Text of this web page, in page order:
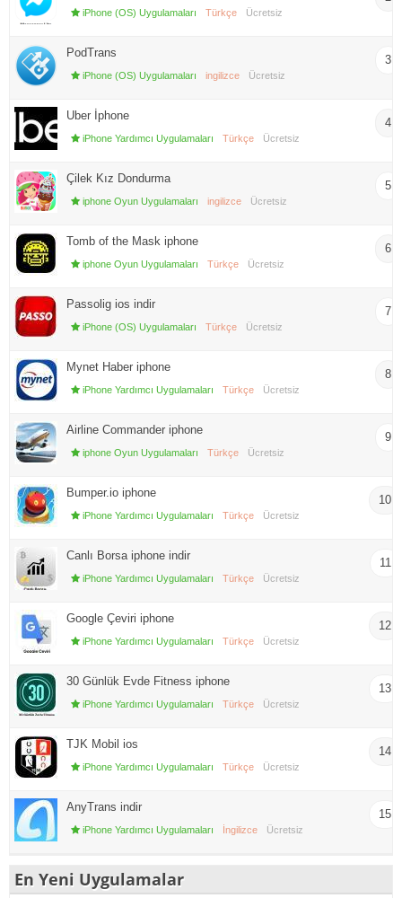
iPhone (OS) Uygulamaları Türkçe Ücretsiz
PodTrans
iPhone (OS) Uygulamaları ingilizce Ücretsiz
3
Uber İphone
iPhone Yardımcı Uygulamaları Türkçe Ücretsiz
4
Çilek Kız Dondurma
iphone Oyun Uygulamaları ingilizce Ücretsiz
5
Tomb of the Mask iphone
iphone Oyun Uygulamaları Türkçe Ücretsiz
6
Passolig ios indir
iPhone (OS) Uygulamaları Türkçe Ücretsiz
7
Mynet Haber iphone
iPhone Yardımcı Uygulamaları Türkçe Ücretsiz
8
Airline Commander iphone
iphone Oyun Uygulamaları Türkçe Ücretsiz
9
Bumper.io iphone
iPhone Yardımcı Uygulamaları Türkçe Ücretsiz
10
Canlı Borsa iphone indir
iPhone Yardımcı Uygulamaları Türkçe Ücretsiz
11
Google Çeviri iphone
iPhone Yardımcı Uygulamaları Türkçe Ücretsiz
12
30 Günlük Evde Fitness iphone
iPhone Yardımcı Uygulamaları Türkçe Ücretsiz
13
TJK Mobil ios
iPhone Yardımcı Uygulamaları Türkçe Ücretsiz
14
AnyTrans indir
iPhone Yardımcı Uygulamaları İngilizce Ücretsiz
15
En Yeni Uygulamalar